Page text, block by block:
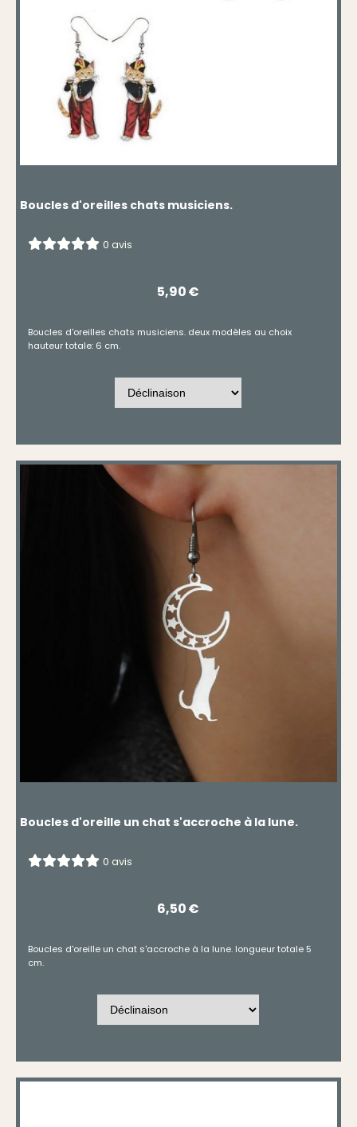
Boucles d'oreilles chats musiciens.
0 avis
5,90€
Boucles d'oreilles chats musiciens. deux modèles au choix
hauteur totale: 6 cm.
Boucles d'oreille un chat s'accroche à la lune.
0 avis
6,50€
Boucles d'oreille un chat s'accroche à la lune. longueur totale 5
cm.